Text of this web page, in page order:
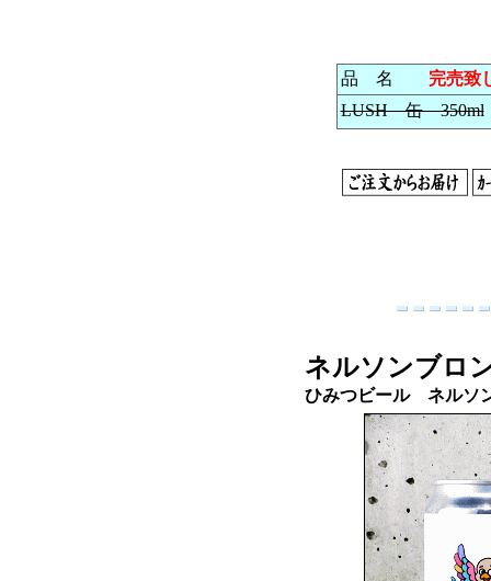
品 名 完売致
LUSH 缶 350ml
ネルソンブロ
ひみつビール ネルソ